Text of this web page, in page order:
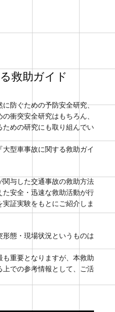
救助ガイド
防ぐための予防安全研究、
衝突安全研究はもちろん、
めの研究にも取り組んでい
型車事故に関する救助ガイ
与した交通事故の救助方法
安全・迅速な救助活動が行
証実験をもとにご紹介しま
態・現場状況というものは
重要となりますが、本救助
での参考情報として、ご活